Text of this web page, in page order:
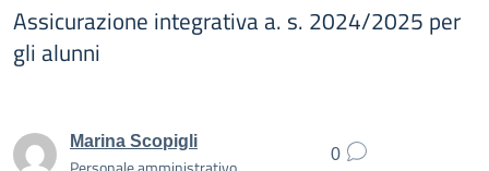
Assicurazione integrativa a. s. 2024/2025 per
gli alunni
Marina Scopigli
0